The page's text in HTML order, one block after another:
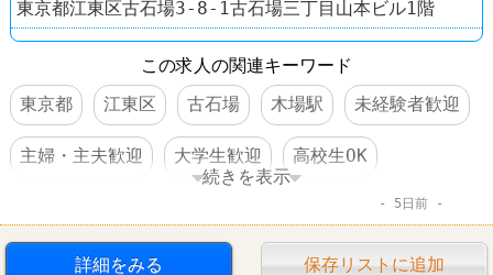
東京都江東区古石場3-8-1古石場三丁目山本ビル1階
この求人の関連キーワード
東京都
江東区 古石場 木場駅 未経験者歓迎
主婦・主夫歓迎 大学生歓迎 高校生OK
制服あり
髪型自由 ピザ
続きを表示
5日前
詳細をみる 保存リストに追加